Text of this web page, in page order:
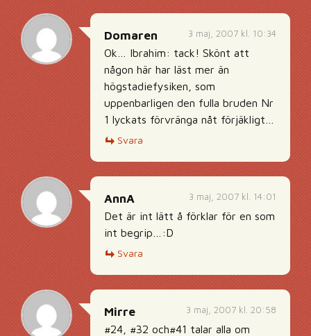
3 maj, 2007 kl. 10:34
Domaren
Ok… Ibrahim: tack! Skönt att
någon här har läst mer än
högstadiefysiken, som
uppenbarligen den fulla bruden Nr
1 lyckats förvränga nåt förjäkligt…
Svara
3 maj, 2007 kl. 14:01
AnnA
Det är int lätt å förklar för en som
int begrip…:D
Svara
3 maj, 2007 kl. 20:58
Mirre
#24, #32 och#41 talar alla om